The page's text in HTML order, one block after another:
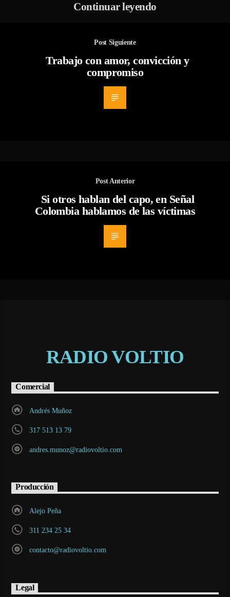
Continuar leyendo
Post Siguiente
Trabajo con amor, convicción y
compromiso
Post Anterior
Si otros hablan del capo, en Señal
Colombia hablamos de las víctimas
RADIO VOLTIO
Comercial
Andrés Muñoz
317 513 13 79
andres.munoz@radiovoltio.com
Producción
Alejo Peña
311 234 25 34
contacto@radiovoltio.com
Legal